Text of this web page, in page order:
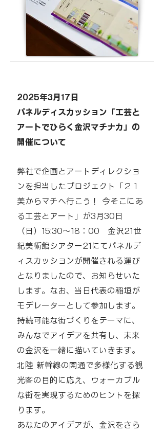
2025年3月17日
パネルディスカッション「工芸と
アートでひらく金沢マチナカ」の
開催について
弊社で企画とアートディレクショ
ンを担当したプロジェクト「２１
美からマチへ行こう！ 今そこにあ
る工芸とアート」が3月30日
（日）15:30～18：00 金沢21世
紀美術館シアター21にてパネルデ
ィスカッションが開催される運び
となりましたので、お知らせいた
します。なお、当日代表の稲垣が
モデレーターとして参加します。
持続可能な街づくりをテーマに、
みんなでアイデアを共有し、未来
の金沢を一緒に描いていきます。
北陸 新幹線の開通で多様化する観
光客の目的に応え、ウォーカブル
な街を実現するためのヒントを探
ります。
​あなたのアイデアが、金沢をさら